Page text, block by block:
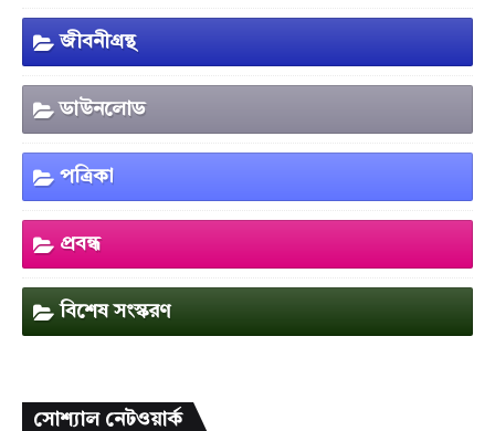
জীবনীগ্রন্থ
ডাউনলোড
পত্রিকা
প্রবন্ধ
বিশেষ সংস্করণ
সোশ্যাল নেটওয়ার্ক